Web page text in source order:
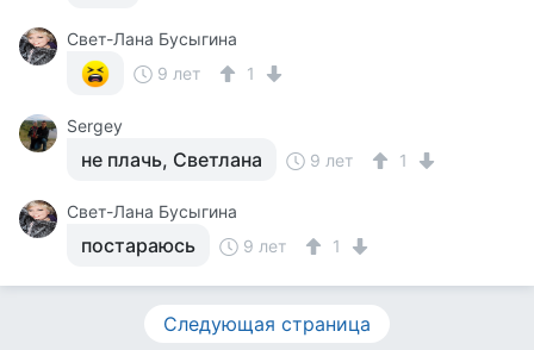
Свет-Лана Бусыгина
9 лет
1
Sergey
не плачь, Светлана 9 лет 1
Свет-Лана Бусыгина
постараюсь 9 лет 1
Следующая страница